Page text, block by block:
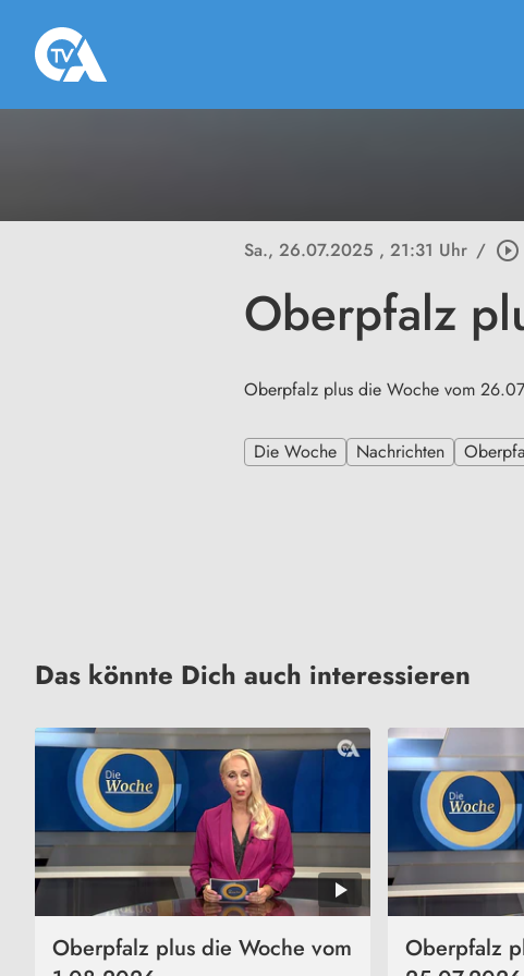
Sa., 26.07.2025 , 21:31 Uhr / play_circle_outline
Oberpfalz
Oberpfalz plus die Woche vom
Die Woche Nachrichten
Das könnte Dich auch interessieren
Oberpfalz plus die Woche vom
Oberpfalz